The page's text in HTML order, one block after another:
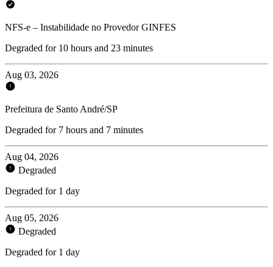
NFS-e – Instabilidade no Provedor GINFES
Degraded for 10 hours and 23 minutes
Aug 03, 2026
Prefeitura de Santo André/SP
Degraded for 7 hours and 7 minutes
Aug 04, 2026
Degraded
Degraded for 1 day
Aug 05, 2026
Degraded
Degraded for 1 day